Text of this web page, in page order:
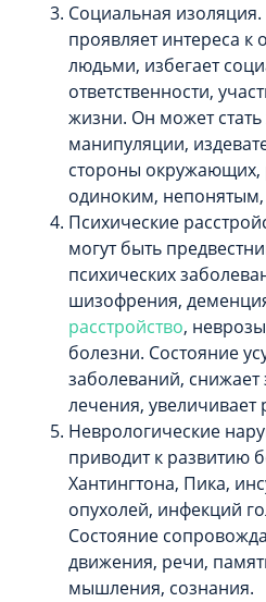
Социальная
проявляет интереса
людьми, избегает
ответственности,
жизни. Он может
манипуляции,
стороны окружающих,
одиноким,
Психические
могут быть
психических
шизофрения,
расстройство,
болезни. Состояние
заболеваний, снижает
лечения, увеличивает
Неврологические
приводит к развитию
Хантингтона, Пика,
опухолей, инфекций
Состояние
движения, речи,
мышления, сознания.